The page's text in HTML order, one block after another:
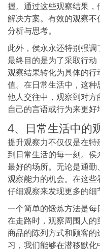
握。通过这些观察结果
解决方案。有效的观察
分析与思考。
此外，侯永永还特别强
最终目的是为了采取行
观察结果转化为具体的
值。在日常生活中，这
他人交往中，观察到对
自己的言语或行为来更好
4、日常生活中的
提升观察力不仅仅是在
到日常生活的每一刻。
最好的场所。无论是通
观察能力的机会。在这
仔细观察来发现更多的细
一个简单的锻炼方法是
在走路时，观察周围人
商品的陈列方式和顾客
习，我们能够在潜移默